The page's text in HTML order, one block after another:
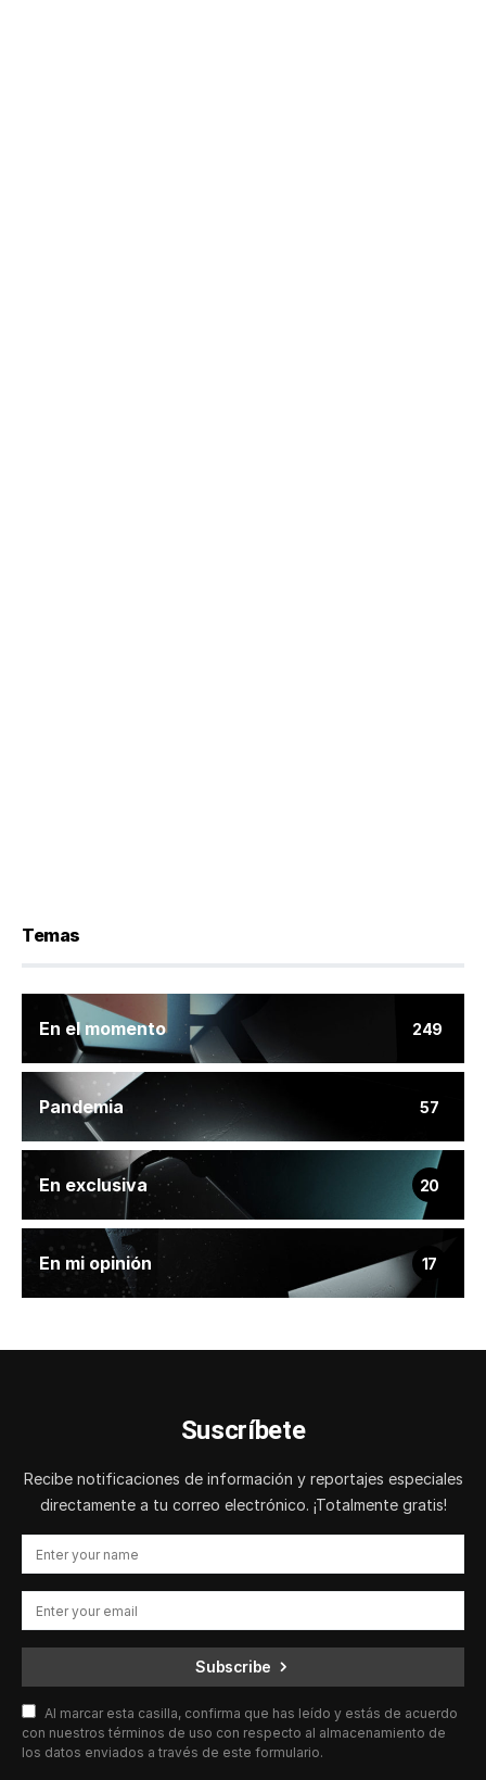
Temas
En el momento 249
Pandemia 57
En exclusiva 20
En mi opinión 17
Suscríbete
Recibe notificaciones de información y reportajes especiales
directamente a tu correo electrónico. ¡Totalmente gratis!
Subscribe
Al marcar esta casilla, confirma que has leído y estás de acuerdo
con nuestros términos de uso con respecto al almacenamiento de
los datos enviados a través de este formulario.